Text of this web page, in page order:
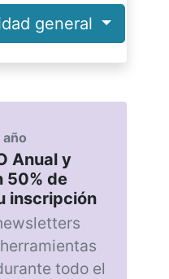
general
año
Anual y
50% de
inscripción
todo el